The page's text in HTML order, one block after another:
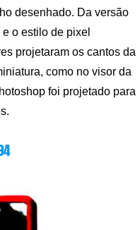
desenhado. Da versão
o estilo de pixel
projetaram os cantos da
como no visor da
foi projetado para